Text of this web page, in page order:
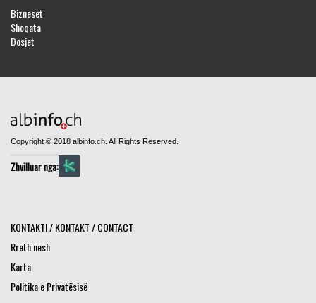
Bizneset
Shoqata
Dosjet
Copyright © 2018 albinfo.ch. All Rights Reserved.
Zhvilluar nga:
KONTAKTI / KONTAKT / CONTACT
Rreth nesh
Karta
Politika e Privatësisë